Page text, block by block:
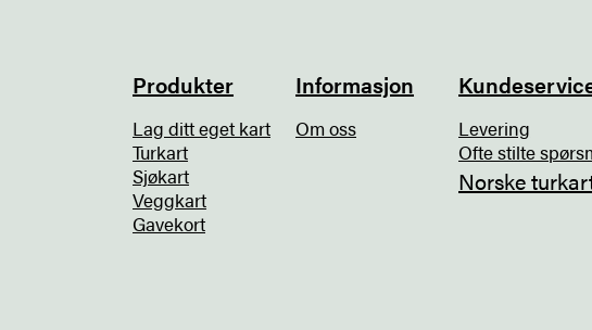
Produkter
Lag ditt eget kart
Turkart
Sjøkart
Veggkart
Gavekort
Informasjon
Om oss
Levering
Ofte stilte
Norske